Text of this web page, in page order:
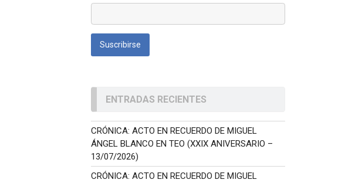
ENTRADAS RECIENTES
CRÓNICA: ACTO EN RECUERDO DE MIGUEL
ÁNGEL BLANCO EN TEO (XXIX ANIVERSARIO –
13/07/2026)
CRÓNICA: ACTO EN RECUERDO DE MIGUEL